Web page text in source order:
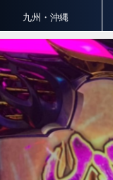
九州・沖縄